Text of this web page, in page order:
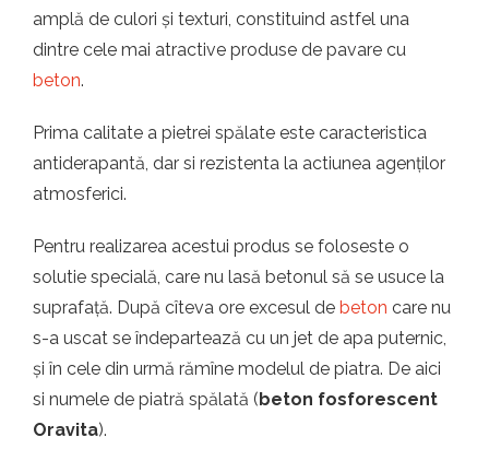
amplă de culori și texturi, constituind astfel una
dintre cele mai atractive produse de pavare cu
beton.
Prima calitate a pietrei spălate este caracteristica
antiderapantă, dar si rezistenta la actiunea agenților
atmosferici.
Pentru realizarea acestui produs se foloseste o
solutie specială, care nu lasă betonul să se usuce la
suprafață. După cîteva ore excesul de beton care nu
s-a uscat se îndepartează cu un jet de apa puternic,
și în cele din urmă rămîne modelul de piatra. De aici
si numele de piatră spălată (beton fosforescent
Oravita).